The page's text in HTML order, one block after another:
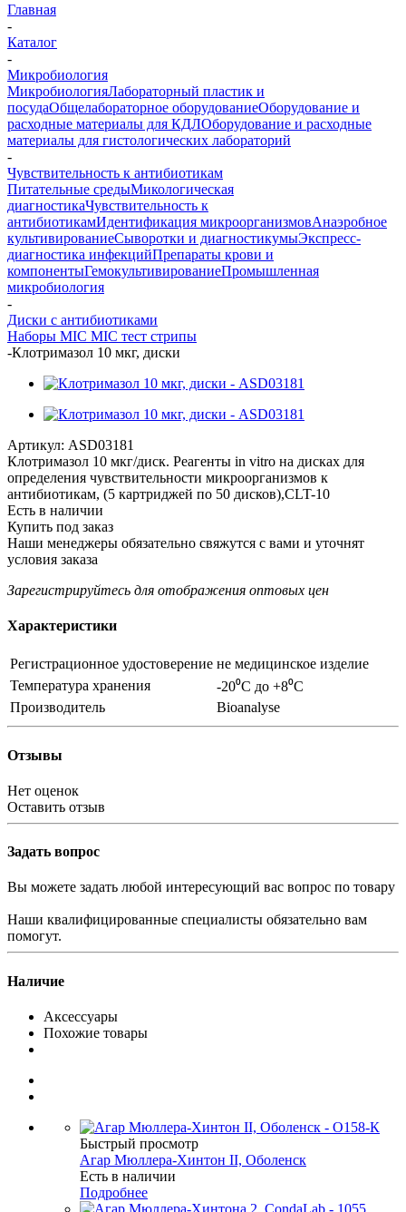
Главная
-
Каталог
-
Микробиология
МикробиологияЛабораторный пластик и
посудаОбщелабораторное оборудованиеОборудование и
расходные материалы для КДЛОборудование и расходные
материалы для гистологических лабораторий
-
Чувствительность к антибиотикам
Питательные средыМикологическая
диагностикаЧувствительность к
антибиотикамИдентификация микроорганизмовАнаэробное
культивированиеСыворотки и диагностикумыЭкспресс-
диагностика инфекцийПрепараты крови и
компонентыГемокультивированиеПромышленная
микробиология
-
Диски с антибиотиками
Наборы MIC MIC тест стрипы
-Клотримазол 10 мкг, диски
Артикул: ASD03181
Клотримазол 10 мкг/диск. Реагенты in vitro на дисках для
определения чувствительности микроорганизмов к
антибиотикам, (5 картриджей по 50 дисков),CLT-10
Есть в наличии
Купить под заказ
Наши менеджеры обязательно свяжутся с вами и уточнят
условия заказа
Зарегистрируйтесь для отображения оптовых цен
Характеристики
Регистрационное удостоверение не медицинское изделие
Температура хранения
-20⁰С до +8⁰С
Производитель
Bioanalyse
Отзывы
Нет оценок
Оставить отзыв
Задать вопрос
Вы можете задать любой интересующий вас вопрос по товару
Наши квалифицированные специалисты обязательно вам
помогут.
Наличие
Аксессуары
Похожие товары
Быстрый просмотр
Агар Мюллера-Хинтон II, Оболенск
Есть в наличии
Подробнее